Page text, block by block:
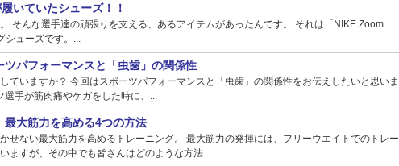
いていたシューズ！！
そんな選手達の頑張りを支える、あるアイテムがあったんです。 それは「NIKE Zoom
ューズです。...
ツパフォーマンスと「虫歯」の関係性
ていますか？ 今回はスポーツパフォーマンスと「虫歯」の関係性をお伝えしたいと思いま
手が筋肉痛やケガをした時に、...
最大筋力を高める4つの方法
せない最大筋力を高めるトレーニング。 最大筋力の発揮には、フリーウエイトでのトレー
ますが、その中でも皆さんはどのような方法...